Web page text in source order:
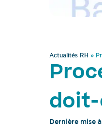
Actualités RH »
doit-
Dernière mise